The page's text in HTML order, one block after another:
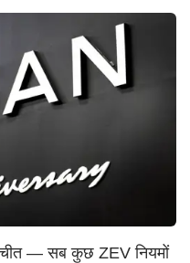
— सब कुछ ZEV नियमों